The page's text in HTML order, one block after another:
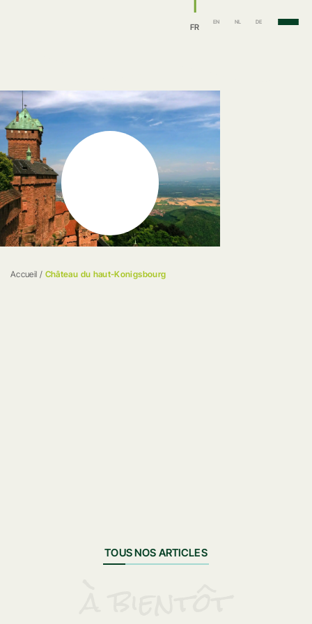
FR
EN NL DE
Galerie photos
Accueil / Château du haut-Konigsbourg
TOUS NOS ARTICLES